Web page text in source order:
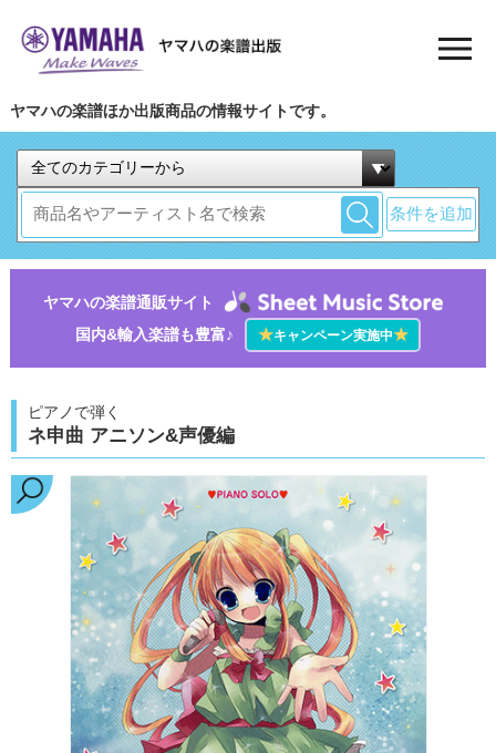
ヤマハの楽譜ほか出版商品の情報サイトです。
条件を追加
ヤマハの楽譜通販サイト
国内&輸入楽譜も豊富♪
★キャンペーン実施中★
ピアノで弾く
ネ申曲 アニソン&声優編